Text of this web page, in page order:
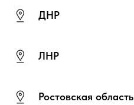
ДНР
ЛНР
Ростовская область